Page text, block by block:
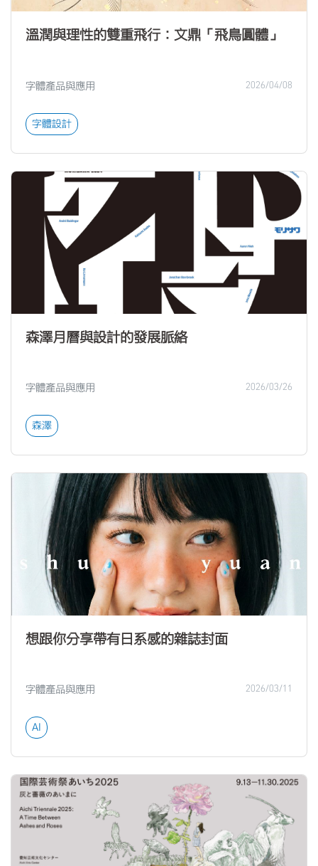
溫潤與理性的雙重飛行：文鼎「飛鳥圓體」
字體產品與應用 2026/04/08
字體設計
森澤月曆與設計的發展脈絡
字體產品與應用 2026/03/26
森澤
想跟你分享帶有日系感的雜誌封面
字體產品與應用 2026/03/11
AI